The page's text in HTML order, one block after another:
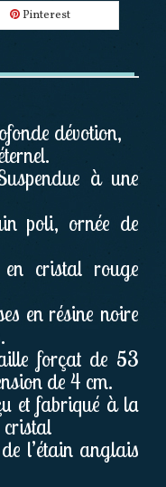
Pinterest
dévotion,
à une
poli, ornée de
cristal rouge
en résine noire
forçat de 53
de 4 cm.
et fabriqué à la
cristal
l’étain anglais